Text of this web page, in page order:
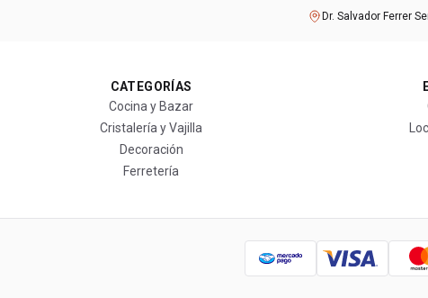
Dr. Salvador Ferrer
CATEGORÍAS
Cocina y Bazar
Cristalería y Vajilla
Decoración
Ferretería